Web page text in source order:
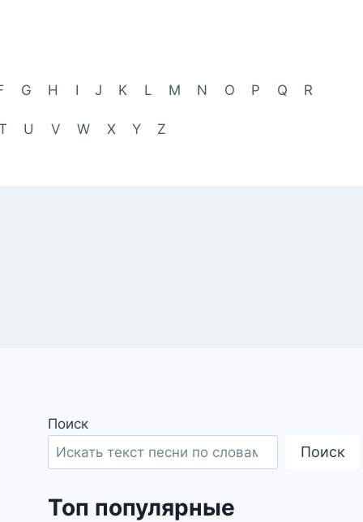
G H I J K L M N O P Q R
U V W X Y Z
Поиск
Поиск
Топ популярные